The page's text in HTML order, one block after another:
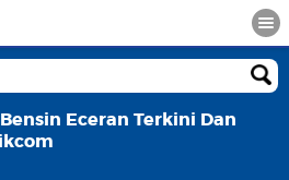
Eceran Terkini Dan